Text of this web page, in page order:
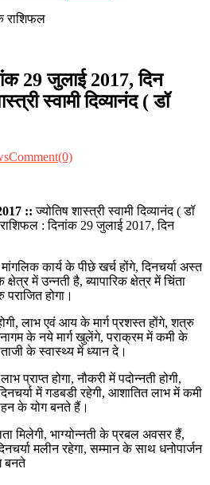
29 जुलाई 2017, दिन
स्वामी दिव्यानंद ( डॉ
Comment(0)
:: ज्योतिष शास्त्री स्वामी दिव्यानंद ( डॉ
: दिनांक 29 जुलाई 2017, दिन
कार्य के पीछे खर्च होंगे, दिनचर्या अस्त
में उन्नती है, ब्यापारिक क्षेत्र में चिंता
पराजित होगा।
लाभ एवं आय के मार्ग प्रशस्त होंगे, शत्रु
के नये मार्ग खुलेंगे, पराक्रम में कमी के
के स्वास्थ्य में ध्यान दे।
प्राप्त होगा, नौकरी में पदोन्नती होगी,
में गडबडी रहेगी, आशातित लाभ में कमी
के योग बनते हैं।
मिलेगी, भाग्योन्नती के प्रबल अवसर हैं,
मलीन रहेगा, सम्मान के साथ धनोपार्जन
बनते